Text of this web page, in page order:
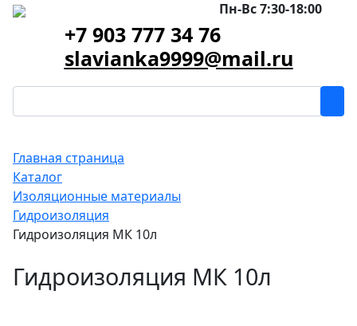
Пн-Вс 7:30-18:00
+7 903 777 34 76
slavianka9999@mail.ru
Главная страница
Каталог
Изоляционные материалы
Гидроизоляция
Гидроизоляция МК 10л
Гидроизоляция МК 10л